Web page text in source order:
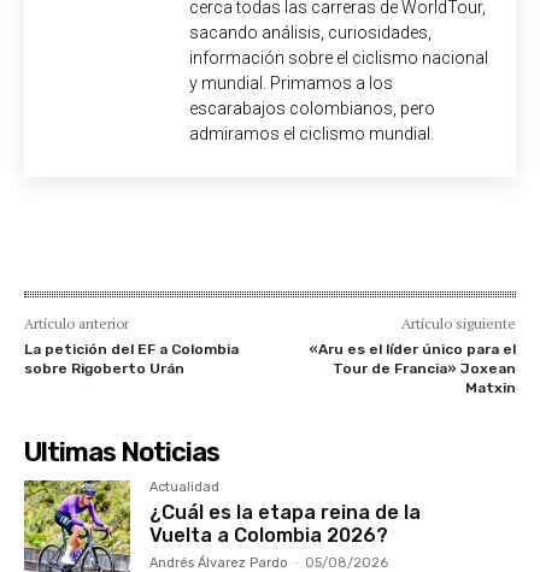
cerca todas las carreras de WorldTour,
sacando análisis, curiosidades,
información sobre el ciclismo nacional
y mundial. Primamos a los
escarabajos colombianos, pero
admiramos el ciclismo mundial.
Artículo anterior
La petición del EF a Colombia
sobre Rigoberto Urán
Artículo siguiente
«Aru es el líder único para el
Tour de Francia» Joxean
Matxin
Ultimas Noticias
Actualidad
¿Cuál es la etapa reina de la
Vuelta a Colombia 2026?
Andrés Álvarez Pardo - 05/08/2026